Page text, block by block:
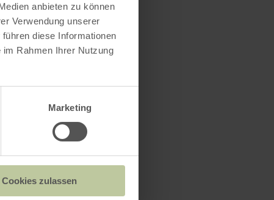
anbieten zu können
Verwendung unserer
diese Informationen
Rahmen Ihrer Nutzung
Marketing
Cookies zulassen